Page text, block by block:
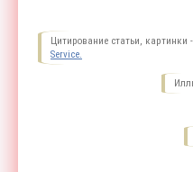
Цитирование статьи, картинки
Service.